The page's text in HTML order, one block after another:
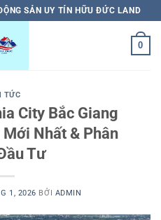
SẢN UY TÍN HỮU ĐỨC LAND
0
TỨC
City Bắc Giang
Nhất & Phân
Tư
1, 2026 BỞI ADMIN